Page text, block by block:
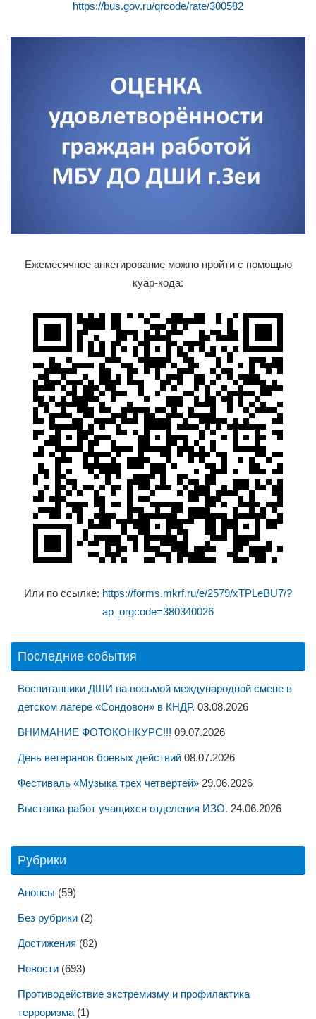
https://bus.gov.ru/qrcode/rate/300582
Ежемесячное анкетирование можно пройти с помощью
куар-кода:
Или по ссылке: https://forms.mkrf.ru/e/2579/xTPLeBU7/?
ap_orgcode=380340026
Последние события
Воспитанники ДШИ на восьмой международной смене в
детском лагере «Сондовон» в КНДР. 03.08.2026
ВНИМАНИЕ ФОТОКОНКУРС!!! 09.07.2026
День ветеранов боевых действий 08.07.2026
Фестиваль «Музыка трех четвертей» 29.06.2026
Выставка работ учащихся отделения ИЗО. 24.06.2026
Рубрики
Анонсы (59)
Без рубрики (2)
Достижения (82)
Новости (693)
Противодействие экстремизму и профилактика
терроризма (1)